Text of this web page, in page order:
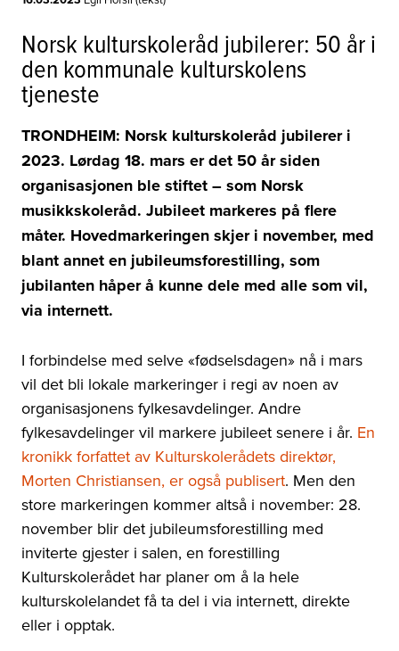
Norsk kulturskoleråd jubilerer: 50 år i
den kommunale kulturskolens
tjeneste
TRONDHEIM: Norsk kulturskoleråd jubilerer i
2023. Lørdag 18. mars er det 50 år siden
organisasjonen ble stiftet – som Norsk
musikkskoleråd. Jubileet markeres på flere
måter. Hovedmarkeringen skjer i november, med
blant annet en jubileumsforestilling, som
jubilanten håper å kunne dele med alle som vil,
via internett.
I forbindelse med selve «fødselsdagen» nå i mars
vil det bli lokale markeringer i regi av noen av
organisasjonens fylkesavdelinger. Andre
fylkesavdelinger vil markere jubileet senere i år. En
kronikk forfattet av Kulturskolerådets direktør,
Morten Christiansen, er også publisert. Men den
store markeringen kommer altså i november: 28.
november blir det jubileumsforestilling med
inviterte gjester i salen, en forestilling
Kulturskolerådet har planer om å la hele
kulturskolelandet få ta del i via internett, direkte
eller i opptak.